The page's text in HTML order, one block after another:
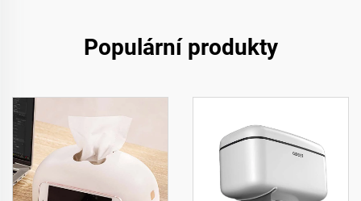
Populární produkty